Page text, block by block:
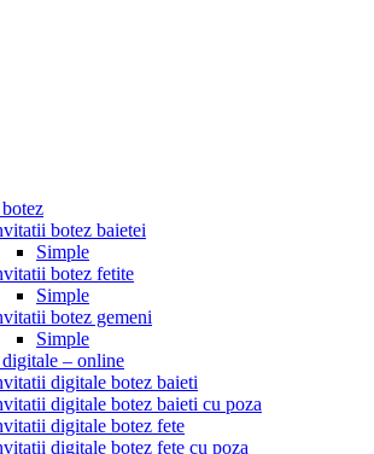
botez baietei
Simple
botez fetite
Simple
botez gemeni
Simple
– online
digitale botez baieti
digitale botez baieti cu poza
digitale botez fete
digitale botez fete cu poza